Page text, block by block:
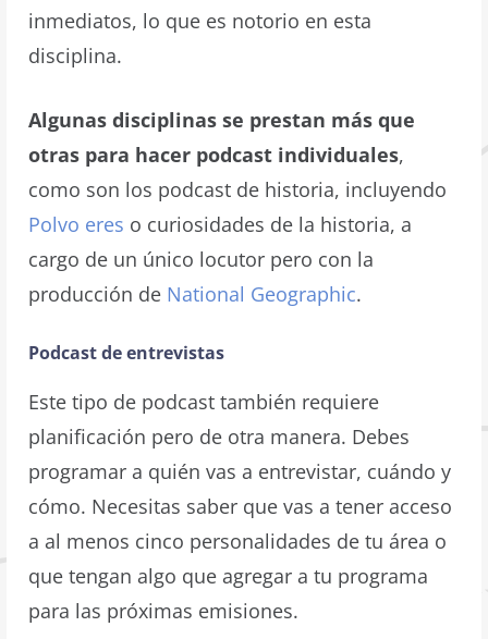
inmediatos, lo que es notorio en esta
disciplina.
Algunas disciplinas se prestan más que
otras para hacer podcast individuales,
como son los podcast de historia, incluyendo
Polvo eres o curiosidades de la historia, a
cargo de un único locutor pero con la
producción de National Geographic.
Podcast de entrevistas
Este tipo de podcast también requiere
planificación pero de otra manera. Debes
programar a quién vas a entrevistar, cuándo y
cómo. Necesitas saber que vas a tener acceso
a al menos cinco personalidades de tu área o
que tengan algo que agregar a tu programa
para las próximas emisiones.